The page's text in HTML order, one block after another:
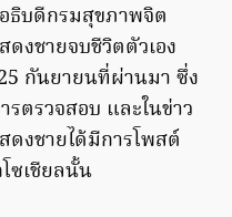
ธิบดีกรมสุขภาพจิต
งชายจบชีวิตตัวเอง
กันยายนที่ผ่านมา ซึ่ง
รตรวจสอบ และในข่าว
ดงชายได้มีการโพสต์
ซเชียลนั้น